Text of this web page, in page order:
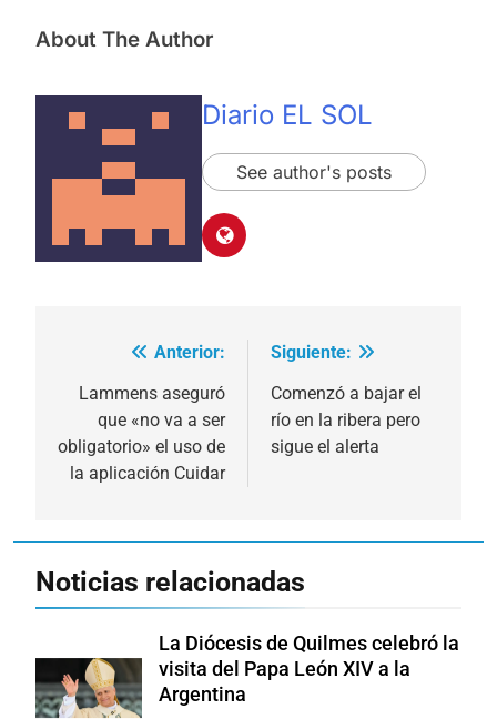
About The Author
Diario EL SOL
See author's posts
Navegación
de
entradas
Anterior:
Lammens aseguró
que «no va a ser
obligatorio» el uso de
la aplicación Cuidar
Siguiente:
Comenzó a bajar el
río en la ribera pero
sigue el alerta
Noticias relacionadas
La Diócesis de Quilmes celebró la
visita del Papa León XIV a la
Argentina